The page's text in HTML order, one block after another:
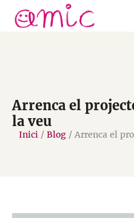
Arrenca el
la veu
Inici / Blog / Arrenca el